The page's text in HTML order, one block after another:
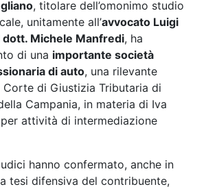
, titolare dell’omonimo studio
unitamente all’avvocato Luigi
dott. Michele Manfredi, ha
di una importante società
di auto, una rilevante
di Giustizia Tributaria di
Campania, in materia di Iva
attività di intermediazione
hanno confermato, anche in
tesi difensiva del contribuente,